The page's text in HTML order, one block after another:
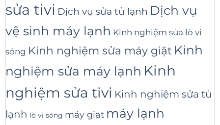
sửa tivi Dịch vụ sửa tủ lạnh Dịch vụ
vệ sinh máy lạnh Kinh nghiệm sửa lò vi
sóng Kinh nghiệm sửa máy giặt Kinh
nghiệm sửa máy lạnh Kinh
nghiệm sửa tivi Kinh nghiệm sửa tủ
lạnh lò vi sóng máy giat máy lạnh